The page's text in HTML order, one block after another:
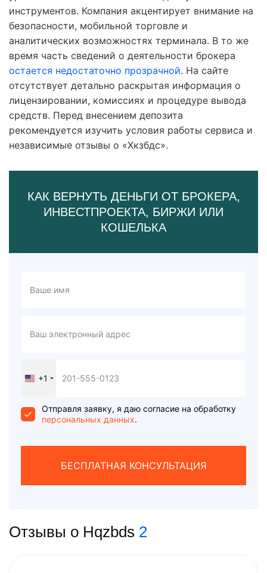
инструментов. Компания акцентирует внимание на
безопасности, мобильной торговле и
аналитических возможностях терминала. В то же
время часть сведений о деятельности брокера
остается недостаточно прозрачной. На сайте
отсутствует детально раскрытая информация о
лицензировании, комиссиях и процедуре вывода
средств. Перед внесением депозита
рекомендуется изучить условия работы сервиса и
независимые отзывы о «Хкзбдс».
КАК ВЕРНУТЬ ДЕНЬГИ ОТ БРОКЕРА,
ИНВЕСТПРОЕКТА, БИРЖИ ИЛИ
КОШЕЛЬКА
United
+1
+1
Отправля заявку, я даю согласие на обработку
персональных данных.
БЕСПЛАТНАЯ КОНСУЛЬТАЦИЯ
Отзывы о Hqzbds 2